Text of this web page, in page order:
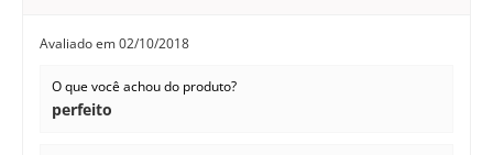
Avaliado em02/10/2018
O que você achou do produto?
perfeito